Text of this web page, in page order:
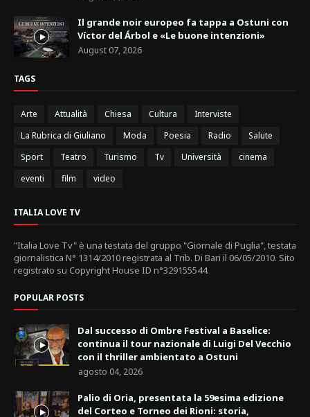
Il grande noir europeo fa tappa a Ostuni con
Víctor del Árbol e «Le buone intenzioni»
August 07, 2026
TAGS
Arte Attualità Chiesa Cultura
Interviste
La Rubrica di Giuliano
Moda Poesia Radio
Salute
Sport
Teatro Turismo Tv Università
cinema
eventi
film video
ITALIA LOVE TV
"Italia Love Tv" è una testata del gruppo "Giornale di Puglia", testata
giornalistica N° 1314/2010 registrata al Trib. Di Bari il 06/05/2010. Sito
registrato su Copyright House ID n°329155544.
POPULAR POSTS
Dal successo di Ombre Festival a Baselice:
continua il tour nazionale di Luigi Del Vecchio
con il thriller ambientato a Ostuni
agosto 04, 2026
Palio di Oria, presentata la 59esima edizione
del Corteo e Torneo dei Rioni: storia,